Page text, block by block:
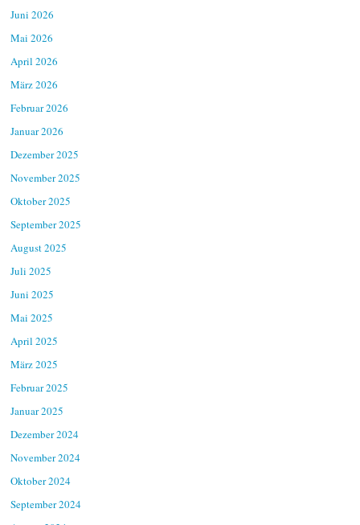
Juni 2026
Mai 2026
April 2026
März 2026
Februar 2026
Januar 2026
Dezember 2025
November 2025
Oktober 2025
September 2025
August 2025
Juli 2025
Juni 2025
Mai 2025
April 2025
März 2025
Februar 2025
Januar 2025
Dezember 2024
November 2024
Oktober 2024
September 2024